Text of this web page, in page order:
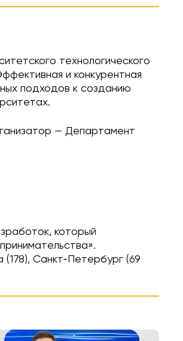
технологического
и конкурентная
подходов к созданию
— Департамент
который
Санкт-Петербург (69